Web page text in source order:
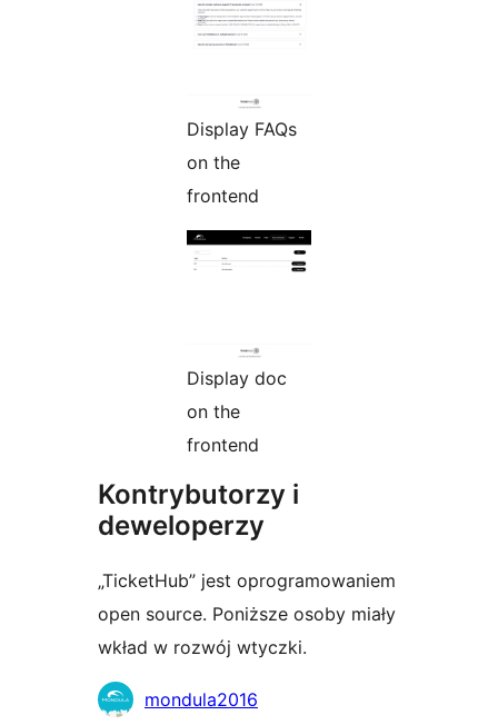
Display FAQs
on the
frontend
Display doc
on the
frontend
Kontrybutorzy i
deweloperzy
„TicketHub” jest oprogramowaniem
open source. Poniższe osoby miały
wkład w rozwój wtyczki.
Zaangażowani
mondula2016